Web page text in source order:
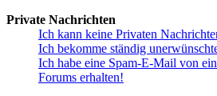
Private Nachrichten
Ich kann keine Privaten
Ich bekomme ständig
Ich habe eine Spam-E-Mail von
Forums erhalten!